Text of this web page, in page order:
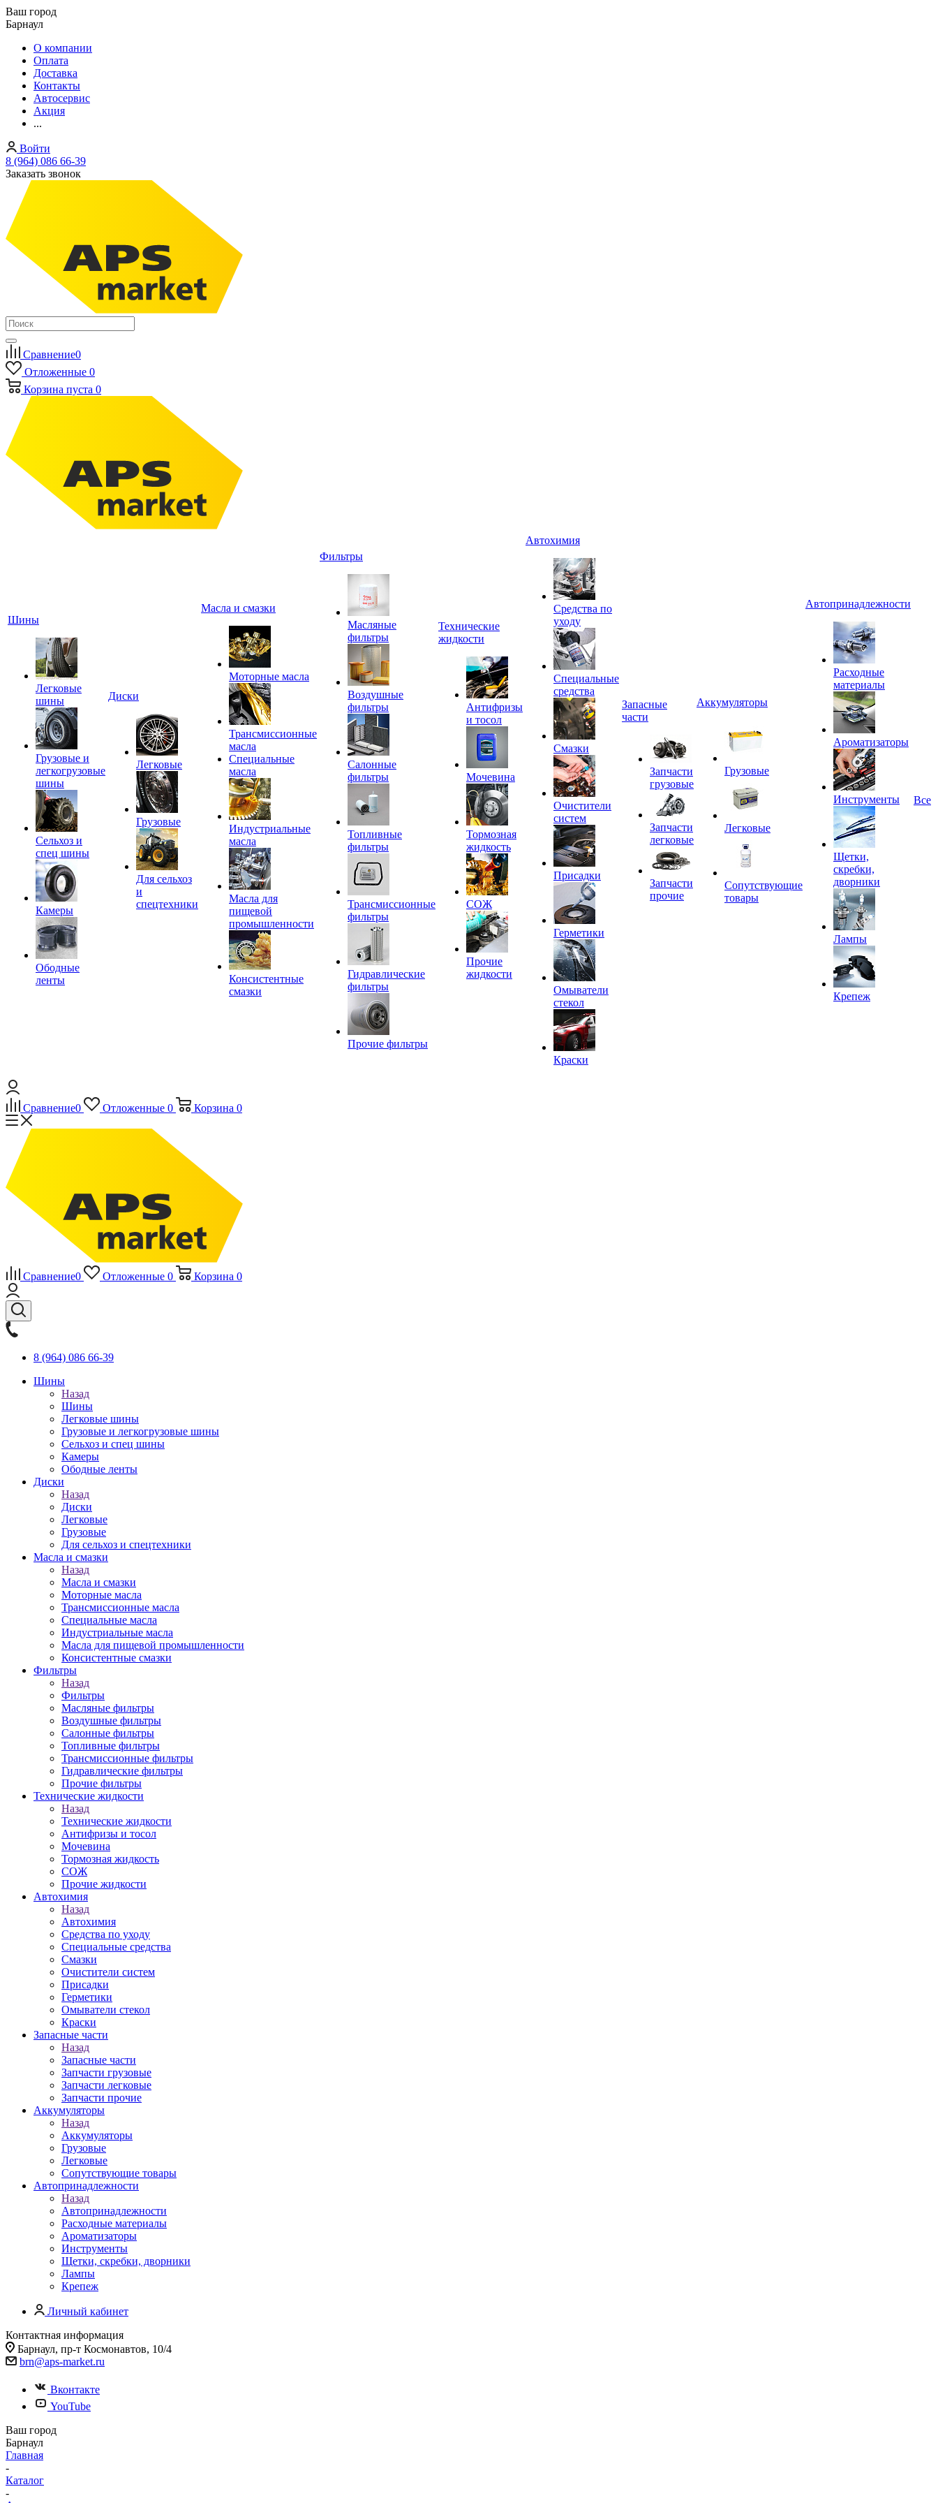
Ваш город
Барнаул
О компании
Оплата
Доставка
Контакты
Автосервис
Акция
...
Войти
8 (964) 086 66-39
Заказать звонок
Сравнение0
Отложенные 0
Корзина пуста 0
Шины
Легковые
шины
Грузовые и
легкогрузовые
шины
Сельхоз и
спец шины
Камеры
Ободные
ленты
Диски
Легковые
Грузовые
Для сельхоз
и
спецтехники
Масла и смазки
Моторные масла
Трансмиссионные
масла
Специальные
масла
Индустриальные
масла
Масла для
пищевой
промышленности
Консистентные
смазки
Фильтры
Масляные
фильтры
Воздушные
фильтры
Салонные
фильтры
Топливные
фильтры
Трансмиссионные
фильтры
Гидравлические
фильтры
Прочие фильтры
Технические
жидкости
Антифризы
и тосол
Мочевина
Тормозная
жидкость
СОЖ
Прочие
жидкости
Автохимия
Средства по
уходу
Специальные
средства
Смазки
Очистители
систем
Присадки
Герметики
Омыватели
стекол
Краски
Запасные
части
Запчасти
грузовые
Запчасти
легковые
Запчасти
прочие
Аккумуляторы
Грузовые
Легковые
Сопутствующие
товары
Автопринадлежности
Расходные
материалы
Ароматизаторы
Инструменты
Щетки,
скребки,
дворники
Лампы
Крепеж
Все
Сравнение0 Отложенные 0 Корзина 0
Сравнение0 Отложенные 0 Корзина 0
8 (964) 086 66-39
Шины
Назад
Шины
Легковые шины
Грузовые и легкогрузовые шины
Сельхоз и спец шины
Камеры
Ободные ленты
Диски
Назад
Диски
Легковые
Грузовые
Для сельхоз и спецтехники
Масла и смазки
Назад
Масла и смазки
Моторные масла
Трансмиссионные масла
Специальные масла
Индустриальные масла
Масла для пищевой промышленности
Консистентные смазки
Фильтры
Назад
Фильтры
Масляные фильтры
Воздушные фильтры
Салонные фильтры
Топливные фильтры
Трансмиссионные фильтры
Гидравлические фильтры
Прочие фильтры
Технические жидкости
Назад
Технические жидкости
Антифризы и тосол
Мочевина
Тормозная жидкость
СОЖ
Прочие жидкости
Автохимия
Назад
Автохимия
Средства по уходу
Специальные средства
Смазки
Очистители систем
Присадки
Герметики
Омыватели стекол
Краски
Запасные части
Назад
Запасные части
Запчасти грузовые
Запчасти легковые
Запчасти прочие
Аккумуляторы
Назад
Аккумуляторы
Грузовые
Легковые
Сопутствующие товары
Автопринадлежности
Назад
Автопринадлежности
Расходные материалы
Ароматизаторы
Инструменты
Щетки, скребки, дворники
Лампы
Крепеж
Личный кабинет
Контактная информация
Барнаул, пр-т Космонавтов, 10/4
brn@aps-market.ru
Вконтакте
YouTube
Ваш город
Барнаул
Главная
-
Каталог
-